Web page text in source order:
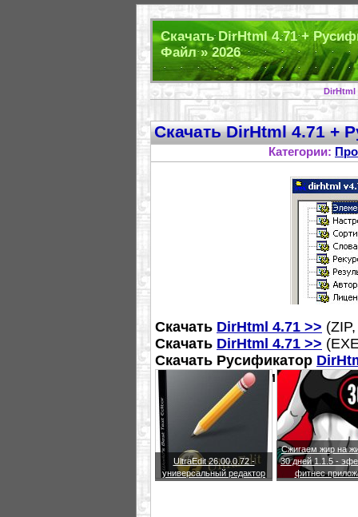
Скачать DirHtml 4.71 +
Файл » 2026
DirHtml
Скачать DirHtml 4.71 +
Категории:
Скачать DirHtml 4.71 >>
Скачать DirHtml 4.71 >>
Скачать Русификатор
Сайт разработчика DirHtml
UltraEdit 26.00.0.72 -
универсальный редактор
Сжигаем жир на
30 дней 1.1.5 -
фитнес